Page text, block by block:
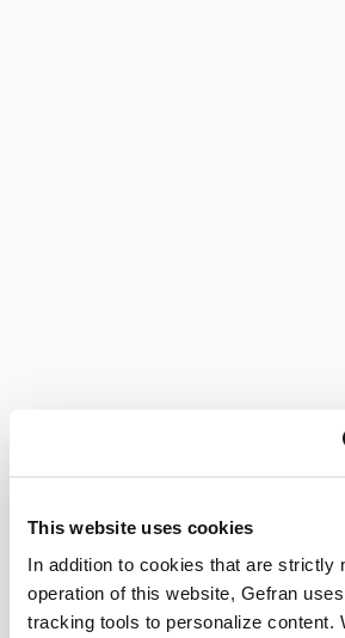
This website uses cookies
In addition to cookies that are strictly
operation of this website, Gefran
tracking tools to personalize content.